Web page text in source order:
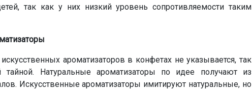
так как у них низкий уровень сопротивляемости таким
ароматизаторов в конфетах не указывается, так
тайной. Натуральные ароматизаторы по идее получают из
Искусственные ароматизаторы имитируют натуральные, но